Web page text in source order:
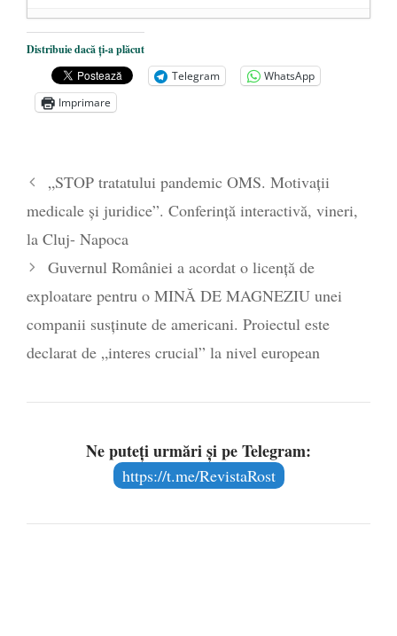
Dezvăluiri cutremurătoare despre
președintele Ucrainei, Volodymyr
Zelensky
- 13 mai 2026
Statul care servește Națiunea
poetului Octavian Goga, înlăturat din Iași
- 16 aprilie 2026
Distribuie dacă ți-a plăcut
Telegram
WhatsApp
Imprimare
„STOP tratatului pandemic OMS. Motivații
medicale și juridice”. Conferință interactivă, vineri,
la Cluj- Napoca
Guvernul României a acordat o licență de
exploatare pentru o MINĂ DE MAGNEZIU unei
companii susținute de americani. Proiectul este
declarat de „interes crucial” la nivel european
Ne puteți urmări și pe Telegram:
https://t.me/RevistaRost